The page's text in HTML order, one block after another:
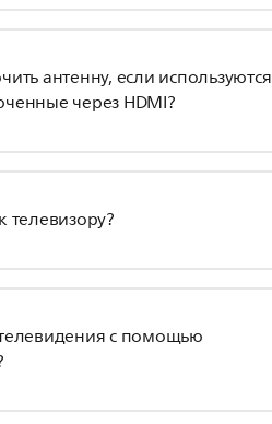
антенну, если используются
через HDMI?
телевизору?
с помощью